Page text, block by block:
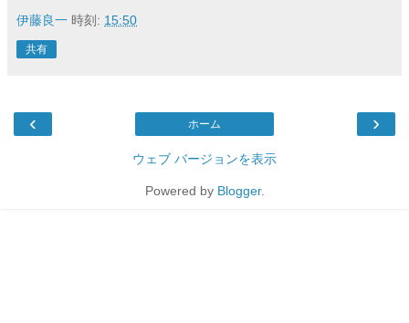
伊藤良一 時刻: 15:50
共有
‹ ›
ホーム
ウェブ バージョンを表示
Powered by Blogger.